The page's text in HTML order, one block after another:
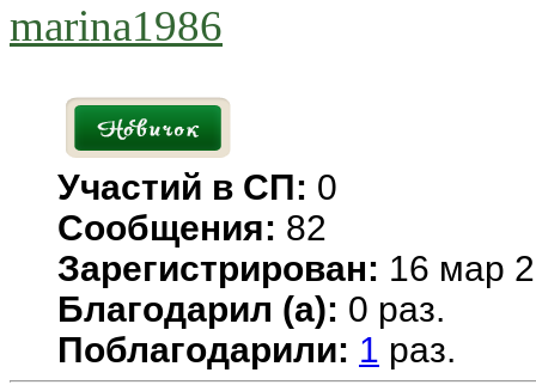
marina1986
Участий в СП: 0
Сообщения: 82
Зарегистрирован: 16 мар
Благодарил (а): 0 раз.
Поблагодарили: 1 раз.